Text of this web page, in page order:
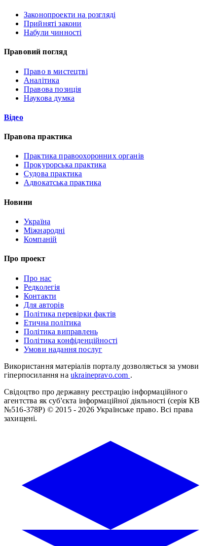
Законопроекти на розгляді
Прийняті закони
Набули чинності
Правовий погляд
Право в мистецтві
Аналітика
Правова позиція
Наукова думка
Відео
Правова практика
Практика правоохоронних органів
Прокурорська практика
Судова практика
Адвокатська практика
Новини
Україна
Міжнародні
Компаній
Про проект
Про нас
Редколегія
Контакти
Для авторів
Політика перевірки фактів
Етична політика
Політика виправлень
Політика конфіденційності
Умови надання послуг
Використання матеріалів порталу дозволяється за умови
гіперпосилання на ukrainepravo.com .
Свідоцтво про державну реєстрацію інформаційного
агентства як суб'єкта інформаційної діяльності (серія КВ
№516-378Р) © 2015 - 2026 Українське право. Всі права
захищені.